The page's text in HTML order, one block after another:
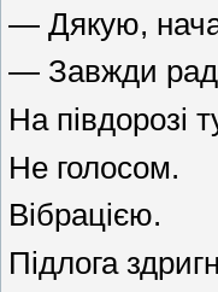
— Дякую,
— Завжди
На півдорозі
Не голосом.
Вібрацією.
Підлога